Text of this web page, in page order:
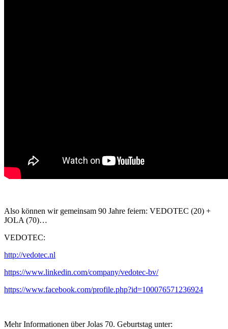
Also können wir gemeinsam 90 Jahre feiern: VEDOTEC (20) +
JOLA (70)…
VEDOTEC:
http://vedotec.nl
https://www.linkedin.com/company/vedotec-bv/
https://www.facebook.com/profile.php?id=100076571236924
Mehr Informationen über Jolas 70. Geburtstag unter: